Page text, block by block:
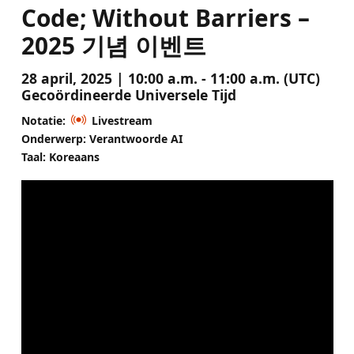
Code; Without Barriers –
2025 기념 이벤트
28 april, 2025 | 10:00 a.m. - 11:00 a.m. (UTC)
Gecoördineerde Universele Tijd
Notatie:
Livestream
Onderwerp: Verantwoorde AI
Taal: Koreaans